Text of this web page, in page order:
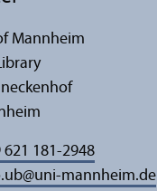
Mannheim
621 181-2948
@uni-mannheim.de